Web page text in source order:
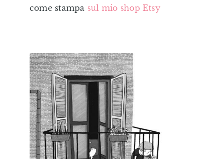
Formazione & Labs
Eduki
come stampa sul mio shop Etsy